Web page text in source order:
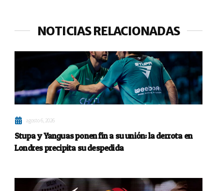
NOTICIAS RELACIONADAS
agosto 6, 2026
Stupa y Yanguas ponen fin a su unión: la derrota en
Londres precipita su despedida